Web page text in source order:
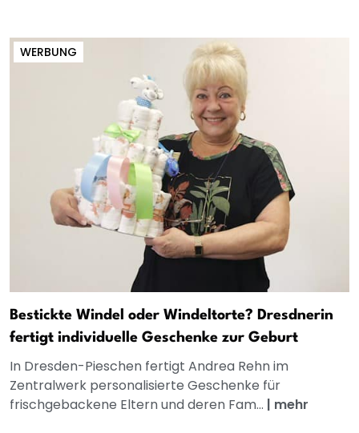
WERBUNG
Bestickte Windel oder Windeltorte? Dresdnerin
fertigt individuelle Geschenke zur Geburt
In Dresden-Pieschen fertigt Andrea Rehn im
Zentralwerk personalisierte Geschenke für
frischgebackene Eltern und deren Fam... | mehr